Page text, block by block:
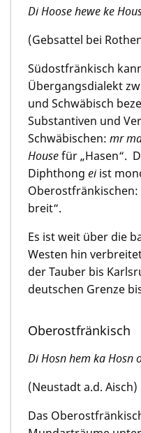
Di Hoose hewe ke
(Gebsattel bei
Südostfränkisch
Übergangsdialekt
und Schwäbisch
Substantiven und
Schwäbischen: mr
Housefür „Hasen“.
Diphthong eiist
Oberostfränkischen:
breit“.
Es ist weit über die
Westen hin
der Tauber bis
deutschen Grenze
Oberostfränkisch
Di Hosn hem ka Hosn
(Neustadt a.d. Aisch)
Das